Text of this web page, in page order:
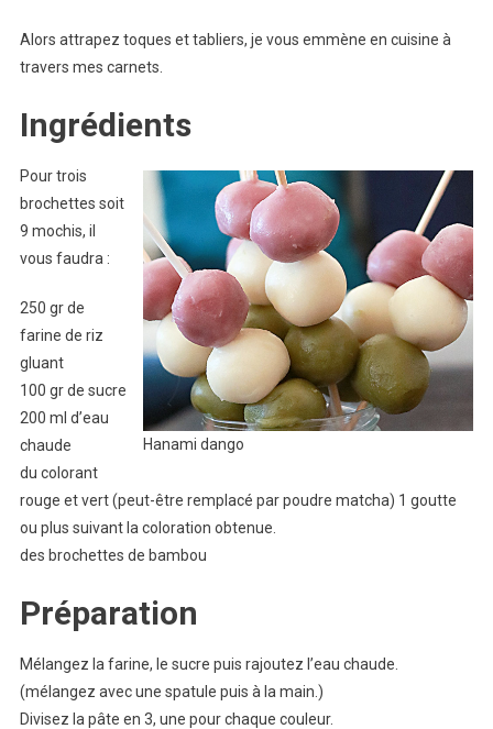
Alors attrapez toques et tabliers, je vous emmène en cuisine à
travers mes carnets.
Ingrédients
Hanami dango
Pour trois
brochettes soit
9 mochis, il
vous faudra :
250 gr de
farine de riz
gluant
100 gr de sucre
200 ml d’eau
chaude
du colorant
rouge et vert (peut-être remplacé par poudre matcha) 1 goutte
ou plus suivant la coloration obtenue.
des brochettes de bambou
Préparation
Mélangez la farine, le sucre puis rajoutez l’eau chaude.
(mélangez avec une spatule puis à la main.)
Divisez la pâte en 3, une pour chaque couleur.